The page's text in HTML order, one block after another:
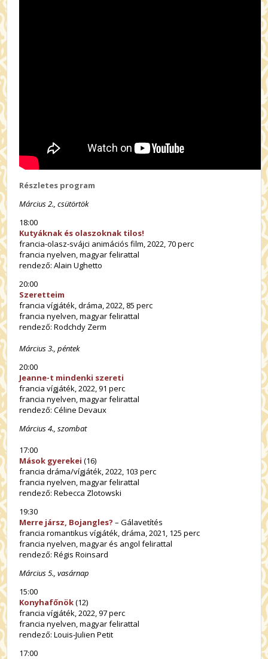
Részletes program
Március 2., csütörtök
18:00
Kutyáknak és olaszoknak tilos!
francia-olasz-svájci animációs film, 2022, 70 perc
francia nyelven, magyar felirattal
rendező: Alain Ughetto
20:00
Szeretteim
francia vígjáték, dráma, 2022, 85 perc
francia nyelven, magyar felirattal
rendező: Rodchdy Zerm
Március 3., péntek
20:00
Jeanne-t mindenki szereti
francia vígjáték, 2022, 91 perc
francia nyelven, magyar felirattal
rendező: Céline Devaux
Március 4., szombat
17:00
Mások gyerekei (16)
francia dráma/vígjáték, 2022, 103 perc
francia nyelven, magyar felirattal
rendező: Rebecca Zlotowski
19:30
Merre jársz, Bojangles? – Gálavetítés
francia romantikus vígjáték, dráma, 2021, 125 perc
francia nyelven, magyar és angol felirattal
rendező: Régis Roinsard
Március 5., vasárnap
15:00
Konyhafőnök(12)
francia vígjáték, 2022, 97 perc
francia nyelven, magyar felirattal
rendező: Louis-Julien Petit
17:00